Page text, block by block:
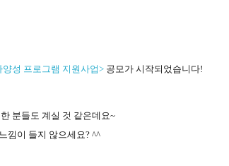
성 프로그램 지원사업> 공모가 시작되었습니다!
분들도 계실 것 같은데요~
낌이 들지 않으세요? ^^